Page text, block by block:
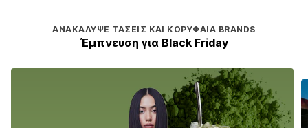
ΑΝΑΚΆΛΥΨΕ ΤΆΣΕΙΣ ΚΑΙ ΚΟΡΥΦΑΊΑ BRANDS
Έμπνευση για Black Friday